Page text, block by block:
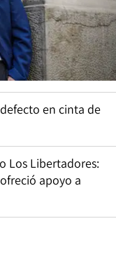
en cinta de
Los Libertadores:
apoyo a